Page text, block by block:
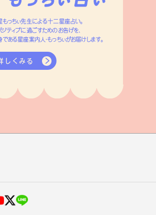
っちぃ先生による十二星座占い。
ティブに過ごすためのお告げを、
ある星座案内人・もっちぃがお届けします。
しくみる